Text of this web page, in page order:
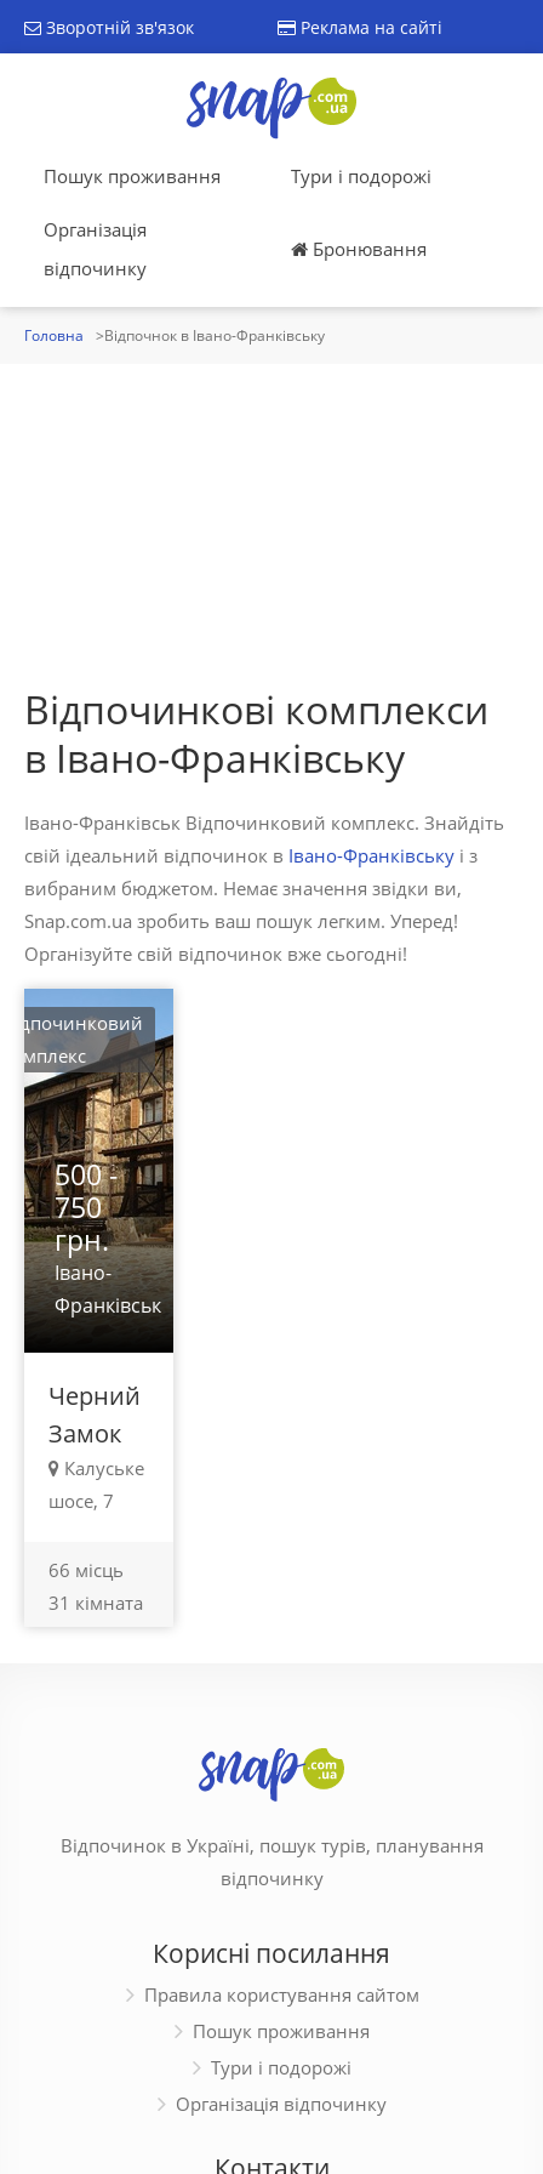
Зворотній зв'язок Реклама на сайті
Пошук проживання Тури і подорожі
Організація
відпочинку
Бронювання
Головна Відпочнок в Івано-Франківську
Відпочинкові комплекси
в Івано-Франківську
Івано-Франківськ Відпочинковий комплекс. Знайдіть
свій ідеальний відпочинок в Івано-Франківську і з
вибраним бюджетом. Немає значення звідки ви,
Snap.com.ua зробить ваш пошук легким. Уперед!
Організуйте свій відпочинок вже сьогодні!
500 -
750
грн.
Івано-
Франківськ
Черний
Замок
Калуське
шосе, 7
66 місць
31 кімната
Відпочинковий
комплекс
Відпочинок в Україні, пошук турів, планування
відпочинку
Корисні посилання
Правила користування сайтом
Пошук проживання
Тури і подорожі
Організація відпочинку